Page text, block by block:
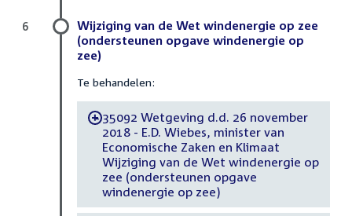
Wijziging van de Wet windenergie op zee
(ondersteunen opgave windenergie op
zee)
Te behandelen:
-35092 Wetgeving d.d. 26 november
2018 - E.D. Wiebes, minister van
Economische Zaken en Klimaat
Wijziging van de Wet windenergie op
zee (ondersteunen opgave
windenergie op zee)
6